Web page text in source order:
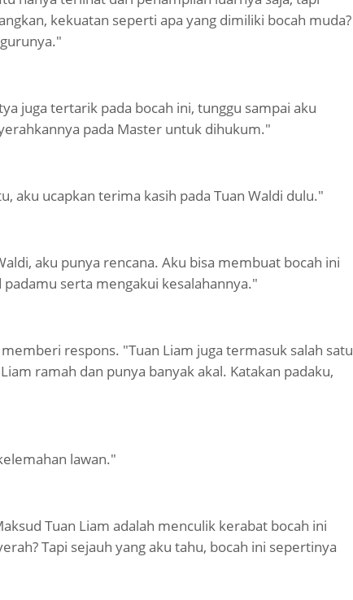
kekuatan seperti apa yang dimiliki bocah muda?
juga tertarik pada bocah ini, tunggu sampai aku
pada Master untuk dihukum."
aku ucapkan terima kasih pada Tuan Waldi dulu."
aku punya rencana. Aku bisa membuat bocah ini
serta mengakui kesalahannya."
respons. "Tuan Liam juga termasuk salah satu
ramah dan punya banyak akal. Katakan padaku,
lawan."
Tuan Liam adalah menculik kerabat bocah ini
Tapi sejauh yang aku tahu, bocah ini sepertinya